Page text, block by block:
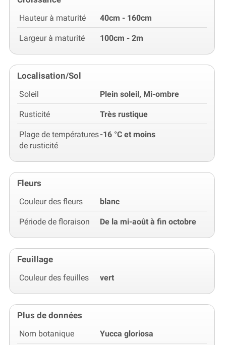
Hauteur à maturité 40cm - 160cm
Largeur à maturité 100cm - 2m
Localisation/Sol
Soleil Plein soleil, Mi-ombre
Rusticité Très rustique
Plage de températures
de rusticité
-16 °C et moins
Fleurs
Couleur des fleurs blanc
Période de floraison De la mi-août à fin octobre
Feuillage
Couleur des feuilles vert
Plus de données
Nom botanique Yucca gloriosa